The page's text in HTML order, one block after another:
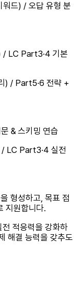
워드) / 오답 유형 분
/ LC Part3·4 기본
) / Part5·6 전략 +
& 스키밍 연습
LC Part3·4 실전
형성하고, 목표 점
지원합니다.
적응력을 강화하
해결 능력을 갖추도